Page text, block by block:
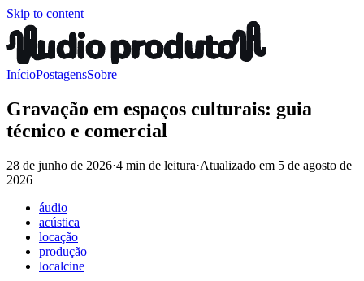
Skip to content
InícioPostagensSobre
Gravação em espaços culturais: guia
técnico e comercial
28 de junho de 2026·4 min de leitura·Atualizado em 5 de agosto de
2026
áudio
acústica
locação
produção
localcine